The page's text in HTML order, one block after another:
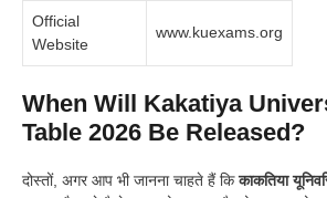
Official
Website
www.kuexams.org
When Will Kakatiya
Table 2026 Be Released?
दोस्तों, अगर आप भी जानना चाहते हैं किकाकतिया